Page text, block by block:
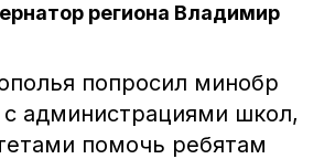
региона Владимир
попросил минобр
с администрациями школ,
помочь ребятам